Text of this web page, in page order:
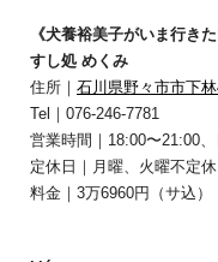
《犬養裕美子がいま行き
すし処 めくみ
住所｜ 石川県野々市市下
Tel｜076-246-7781
営業時間｜18:00〜21:00
定休日｜月曜、火曜不定休
料金｜3万6960円（サ込）